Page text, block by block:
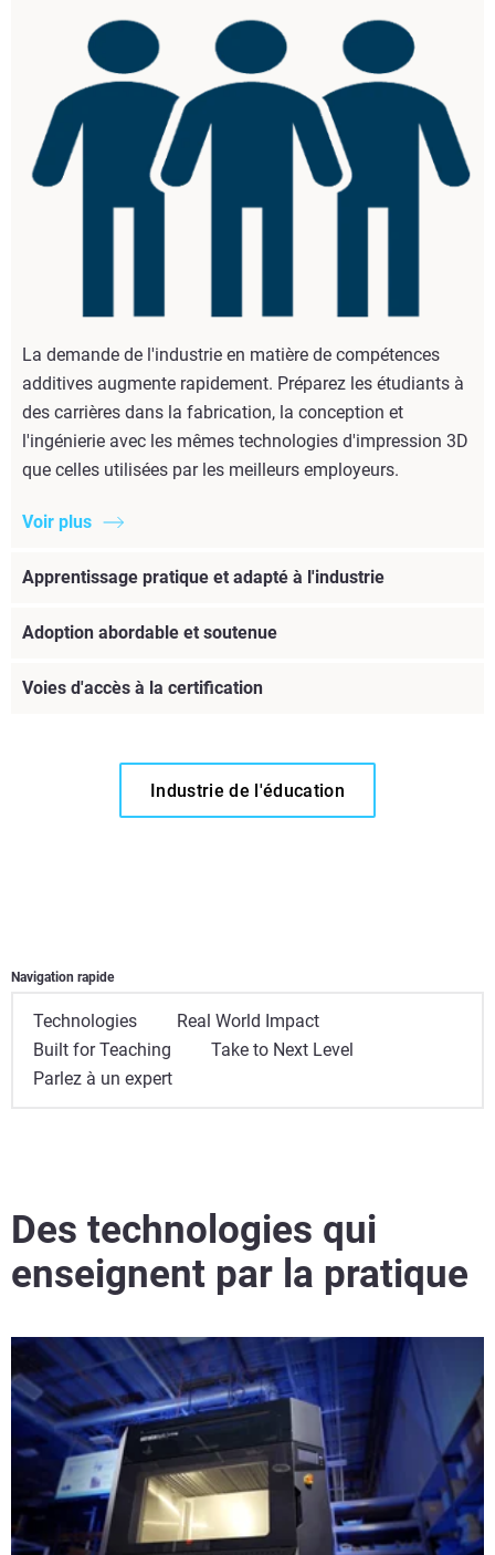
La demande de l'industrie en matière de compétences
additives augmente rapidement. Préparez les étudiants à
des carrières dans la fabrication, la conception et
l'ingénierie avec les mêmes technologies d'impression 3D
que celles utilisées par les meilleurs employeurs.
Voir plus
Apprentissage pratique et adapté à l'industrie
Adoption abordable et soutenue
Voir plus
Voies d'accès à la certification
Industrie de l'éducation
Navigation rapide
Technologies
Real World Impact
Built for Teaching
Take to Next Level
Parlez à un expert
Des technologies qui
enseignent par la pratique